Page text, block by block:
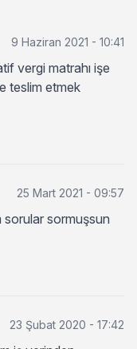
9 Haziran 2021 - 10:41
vergi matrahı işe
teslim etmek
25 Mart 2021 - 09:57
sorular sormuşsun
23 Şubat 2020 - 17:42